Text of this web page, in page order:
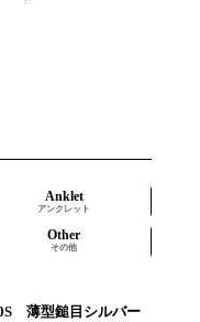
Anklet
アンクレット
Other
その他
薄型鎚目シルバー